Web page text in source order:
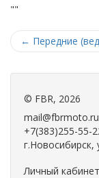
""
← Передние
© FBR, 2026
mail@fbrmoto.ru
+7(383)255-55-
г.Новосибирск,
Личный кабинет